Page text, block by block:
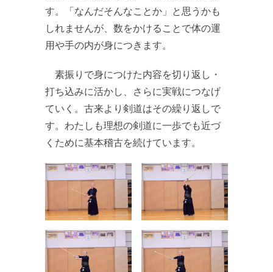
す。「なんだそんなことか」と思うかも
しれませんが、数をかけることで体の運
用や手の内が身につきます。
素振りで身につけた内容を切り返し・
打ち込みに活かし、さらに実戦につなげ
ていく。古来より剣道はその繰り返しで
す。わたしも理想の剣道に一歩でも近づ
くために基本稽古を続けています。